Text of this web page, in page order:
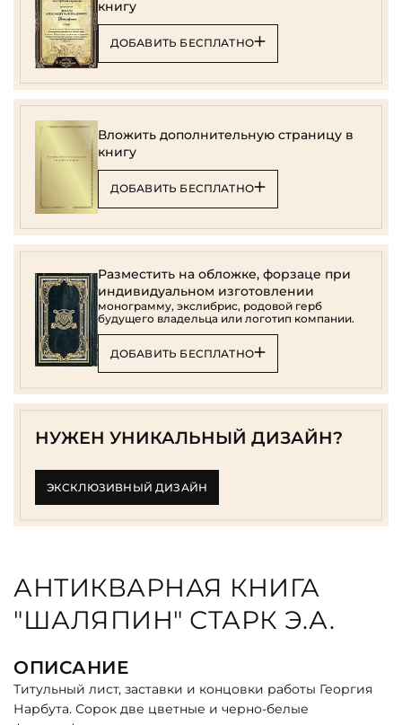
книгу
ДОБАВИТЬ БЕСПЛАТНО
Вложить дополнительную страницу в
книгу
ДОБАВИТЬ БЕСПЛАТНО
Разместить на обложке, форзаце при
индивидуальном изготовлении
монограмму, экслибрис, родовой герб
будущего владельца или логотип компании.
ДОБАВИТЬ БЕСПЛАТНО
НУЖЕН УНИКАЛЬНЫЙ ДИЗАЙН?
ЭКСКЛЮЗИВНЫЙ ДИЗАЙН
АНТИКВАРНАЯ КНИГА
"ШАЛЯПИН" СТАРК Э.А.
ОПИСАНИЕ
Титульный лист, заставки и концовки работы Георгия
Нарбута. Сорок две цветные и черно-белые